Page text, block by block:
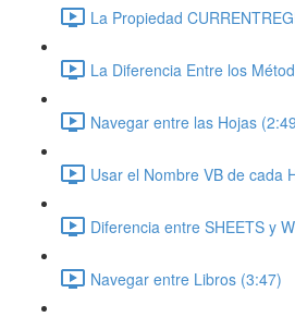
La Propiedad
La Diferencia Entre los
Navegar entre las Hojas
Usar el Nombre VB de cada
Diferencia entre SHEETS y
Navegar entre Libros (3:47)